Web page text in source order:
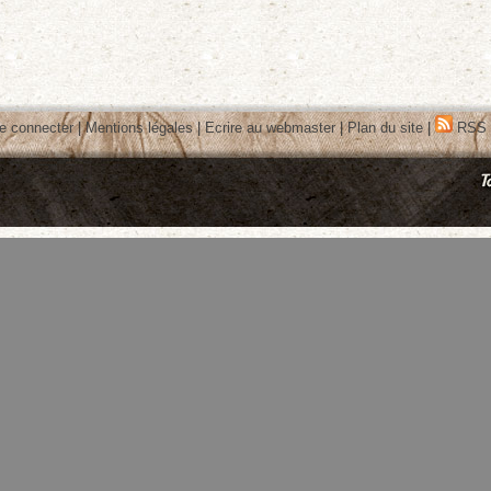
connecter|Mentions légales|Ecrire au webmaster|Plan du site| RSS